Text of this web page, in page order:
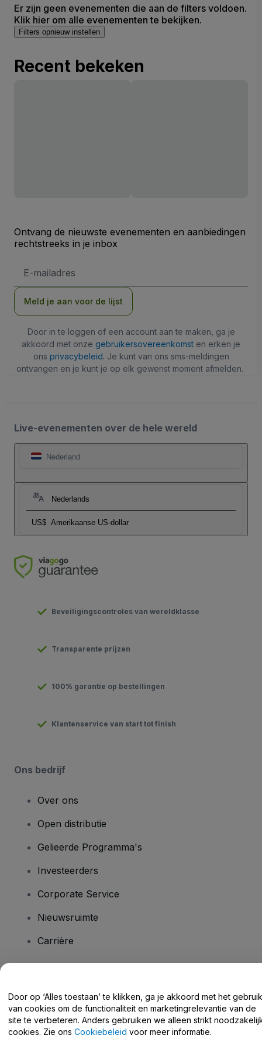
Er zijn geen evenementen die aan de filters voldoen.
Klik hier om alle evenementen te bekijken.
Filters opnieuw instellen
Recent bekeken
Ontvang de nieuwste evenementen en aanbiedingen
rechtstreeks in je inbox
mailadres
Meld je aan voor de lijst
Door in te loggen of een account aan te maken, ga je
akkoord met onze gebruikersovereenkomst en erken je
ons privacybeleid. Je kunt van ons sms-meldingen
ontvangen en je kunt je op elk gewenst moment afmelden.
Live-evenementen over de hele wereld
Nederland
Nederlands
US$ Amerikaanse US-dollar
Beveiligingscontroles van wereldklasse
Transparente prijzen
100% garantie op bestellingen
Klantenservice van start tot finish
Ons bedrijf
Over ons
Open distributie
Gelieerde Programma's
Investeerders
Corporate Service
Nieuwsruimte
Carrière
Helpcentrum / Neem Contact Met Ons Op
Door op ‘Alles toestaan’ te klikken, ga je akkoord met het gebruik
van cookies om de functionaliteit en marketingrelevantie van de
site te verbeteren. Anders gebruiken we alleen strikt
cookies. Zie ons Cookiebeleid voor meer informatie.